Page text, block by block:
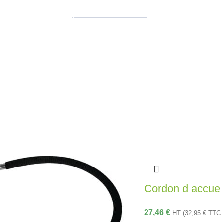
Cordon d
27,46 € HT (32,95 €